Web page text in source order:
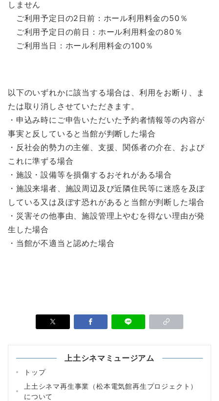
しません
ご利用予定日の2日前：ホール利用料金の50％
ご利用予定日の前日：ホール利用料金の80％
ご利用当日：ホール利用料金の100％
以下のいずれかに該当する場合は、利用をお断り、ま
たは取り消しさせていただきます。
・申込み時にご申告いただいた予約者情報等の内容が
事実と反していると当館が判断した場合
・反社会的勢力の主催、支援、関係者の介在、および
これに準ずる場合
・施設・設備等を損傷するおそれがある場合
・施設来場者、施設周辺及び近隣住民等に迷惑を及ぼ
している又は及ぼす恐れがあると当館が判断した場合
・災害その他事由、施設管理上やむを得ない理由が発
生した場合
・当館が不適当と認めた場合
上土シネマミュージアム
トップ
上土シネマ再生事業（松本電気館再生プロジェクト）
について